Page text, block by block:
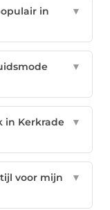
in
▼
▼
in Kerkrade
▼
voor mijn
▼